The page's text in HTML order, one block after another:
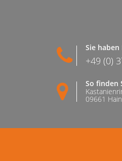
Sie haben
+49 (0)
So finden
09661